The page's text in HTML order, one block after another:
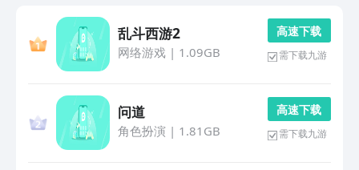
乱斗西游2
网络游戏| 1.09GB
高 速 下 载
需下载九游
问道
角色扮演 | 1.81GB
高 速 下 载
需下载九游